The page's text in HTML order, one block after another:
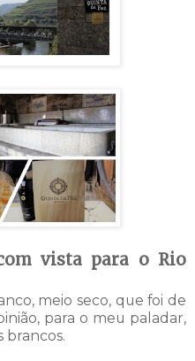
vista para o Rio
meio seco, que foi de
para o meu paladar,
brancos.